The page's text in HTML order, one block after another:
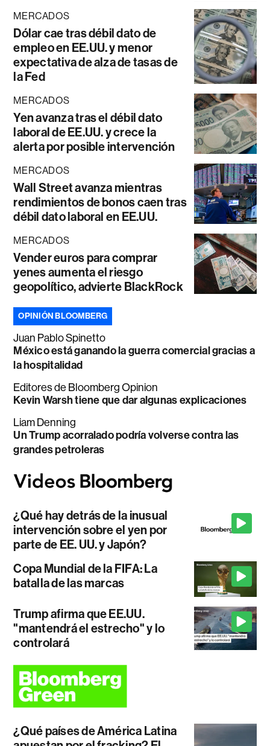
MERCADOS
Dólar cae tras débil dato de
empleo en EE.UU. y menor
expectativa de alza de tasas de
la Fed
MERCADOS
Yen avanza tras el débil dato
laboral de EE.UU. y crece la
alerta por posible intervención
MERCADOS
Wall Street avanza mientras
rendimientos de bonos caen tras
débil dato laboral en EE.UU.
MERCADOS
Vender euros para comprar
yenes aumenta el riesgo
geopolítico, advierte BlackRock
OPINIÓN BLOOMBERG
Juan Pablo Spinetto
México está ganando la guerra comercial gracias a
la hospitalidad
Editores de Bloomberg Opinion
Kevin Warsh tiene que dar algunas explicaciones
Liam Denning
Un Trump acorralado podría volverse contra las
grandes petroleras
¿Qué hay detrás de la inusual
intervención sobre el yen por
parte de EE. UU. y Japón?
Copa Mundial de la FIFA: La
batalla de las marcas
Trump afirma que EE.UU.
"mantendrá el estrecho" y lo
controlará
¿Qué países de América Latina